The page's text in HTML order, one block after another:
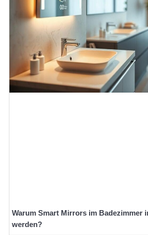
Warum Smart Mirrors im Badezimmer
werden?